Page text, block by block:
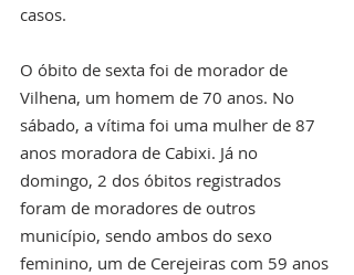
casos.
O óbito de sexta foi de morador de
Vilhena, um homem de 70 anos. No
sábado, a vítima foi uma mulher de 87
anos moradora de Cabixi. Já no
domingo, 2 dos óbitos registrados
foram de moradores de outros
município, sendo ambos do sexo
feminino, um de Cerejeiras com 59 anos